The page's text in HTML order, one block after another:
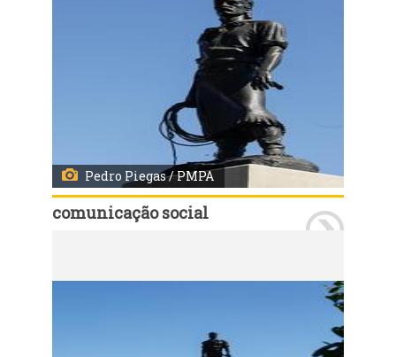
Pedro Piegas / PMPA
comunicação social